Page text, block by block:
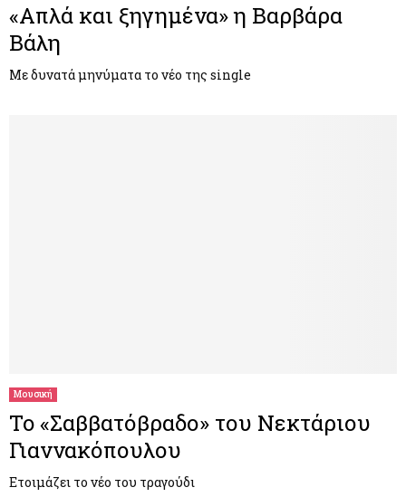
«Απλά και ξηγημένα» η Βαρβάρα
Βάλη
Με δυνατά μηνύματα το νέο της single
Μουσική
To «Σαββατόβραδο» του Νεκτάριου
Γιαννακόπουλου
Ετοιμάζει το νέο του τραγούδι